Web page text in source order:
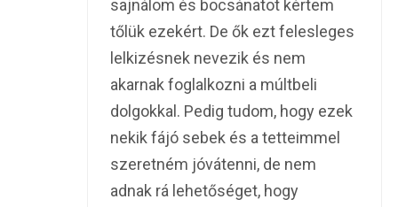
sajnálom és bocsánatot kértem
tőlük ezekért. De ők ezt felesleges
lelkizésnek nevezik és nem
akarnak foglalkozni a múltbeli
dolgokkal. Pedig tudom, hogy ezek
nekik fájó sebek és a tetteimmel
szeretném jóvátenni, de nem
adnak rá lehetőséget, hogy